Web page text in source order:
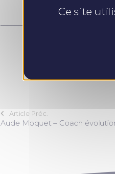
Article Préc.
Aude Moquet – Coach
Ce site